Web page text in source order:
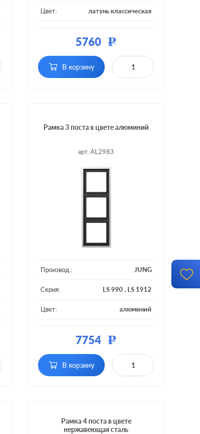
Цвет: латунь классическая
5760 Р
В корзину
Рамка 3 поста в цвете алюминий
арт. AL2983
Производ.: JUNG
Серия: LS 990, LS 1912
Цвет: алюминий
7754 Р
В корзину
Рамка 4 поста в цвете
нержавеющая сталь